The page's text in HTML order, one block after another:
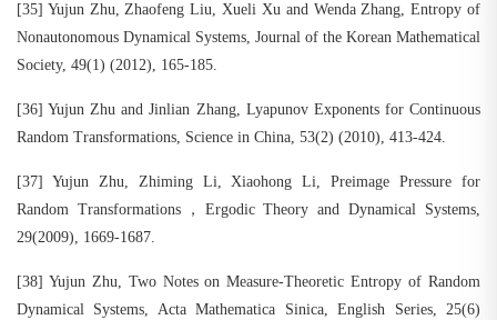
[35] Yujun Zhu, Zhaofeng Liu, Xueli Xu and Wenda Zhang, Entropy of
Nonautonomous Dynamical Systems, Journal of the Korean Mathematical
Society, 49(1) (2012), 165-185.
[36] Yujun Zhu and Jinlian Zhang, Lyapunov Exponents for Continuous
Random Transformations, Science in China, 53(2) (2010), 413-424.
[37] Yujun Zhu, Zhiming Li, Xiaohong Li, Preimage Pressure for
Random Transformations，Ergodic Theory and Dynamical Systems,
29(2009), 1669-1687.
[38] Yujun Zhu, Two Notes on Measure-Theoretic Entropy of Random
Dynamical Systems, Acta Mathematica Sinica, English Series, 25(6)